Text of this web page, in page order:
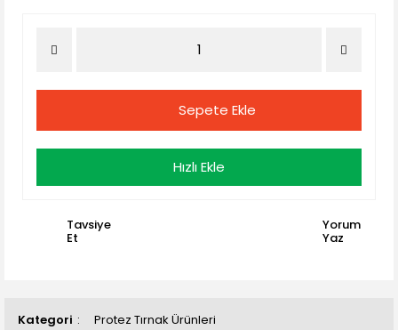
Kategori Protez Tırnak Ürünleri
Sepete Ekle
Hızlı Ekle
Tavsiye
Et
Yorum
Yaz